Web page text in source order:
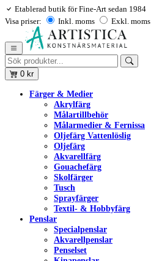
Etablerad butik för Fine-Art sedan 1984
Visa priser:
Inkl. moms Exkl. moms
0 kr
Färger & Medier
Akrylfärg
Målartillbehör
Målarmedier & Fernissa
Oljefärg Vattenlöslig
Oljefärg
Akvarellfärg
Gouachefärg
Skolfärger
Tusch
Sprayfärger
Textil- & Hobbyfärg
Penslar
Specialpenslar
Akvarellpenslar
Penselset